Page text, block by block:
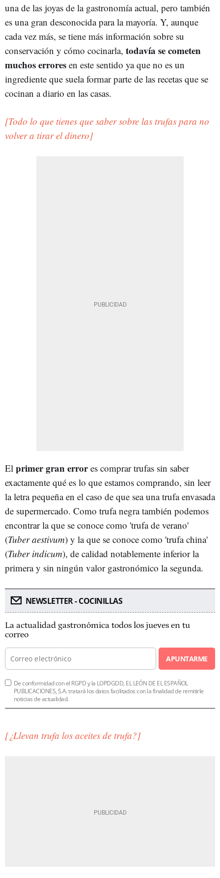
una de las joyas de la gastronomía actual, pero también
es una gran desconocida para la mayoría. Y, aunque
cada vez más, se tiene más información sobre su
conservación y cómo cocinarla, todavía se cometen
muchos errores en este sentido ya que no es un
ingrediente que suela formar parte de las recetas que se
cocinan a diario en las casas.
[Todo lo que tienes que saber sobre las trufas para no
volver a tirar el dinero]
El primer gran errores comprar trufas sin saber
exactamente qué es lo que estamos comprando, sin leer
la letra pequeña en el caso de que sea una trufa envasada
de supermercado. Como trufa negra también podemos
encontrar la que se conoce como 'trufa de verano'
(Tuber aestivum) y la que se conoce como 'trufa china'
(Tuber indicum), de calidad notablemente inferior la
primera y sin ningún valor gastronómico la segunda.
NEWSLETTER - COCINILLAS
La actualidad gastronómica todos los jueves en tu
correo
APUNTARME
De conformidad con el RGPD y la LOPDGDD, EL LEÓN DE EL ESPAÑOL
PUBLICACIONES, S.A. tratará los datos facilitados con la finalidad de remitirle
noticias de actualidad.
[¿Llevan trufa los aceites de trufa?]